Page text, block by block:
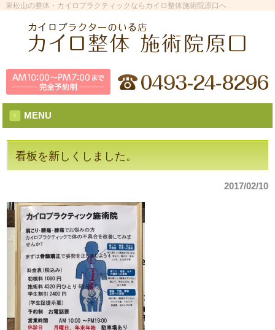
東松山の整体・カイロプラクティックならカイロ整体施術院原口へ
MENU
看板を新しくしました。
2017/02/10